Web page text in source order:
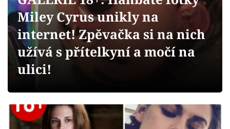
Videa
Sledujte prima+
Sledujte nás
Miley Cyrus unikly na
internet! Zpěvačka si na nich
užívá s přítelkyní a močí na
ulici!